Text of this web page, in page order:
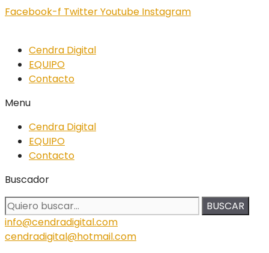
Facebook-f TwitterYoutube Instagram
Cendra Digital
EQUIPO
Contacto
Menu
Cendra Digital
EQUIPO
Contacto
Buscador
BUSCAR
info@cendradigital.com
cendradigital@hotmail.com